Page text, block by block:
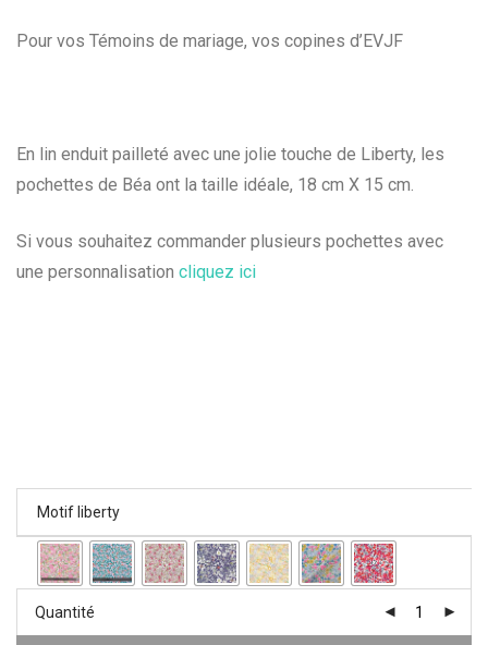
Pour vos Témoins de mariage, vos copines d’EVJF
En lin enduit pailleté avec une jolie touche de Liberty, les
pochettes de Béa ont la taille idéale, 18 cm X 15 cm.
Si vous souhaitez commander plusieurs pochettes avec
une personnalisation cliquez ici
Motif liberty
Quantité